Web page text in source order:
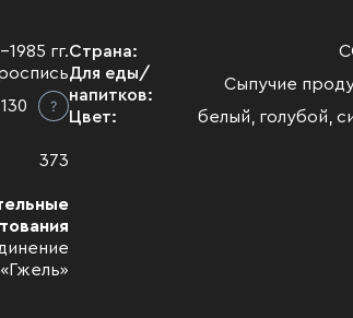
1985 гг.
373
«Гжель»
Страна:
Для еды/
напитков:
Сыпучие
Цвет:
белый, голубой,